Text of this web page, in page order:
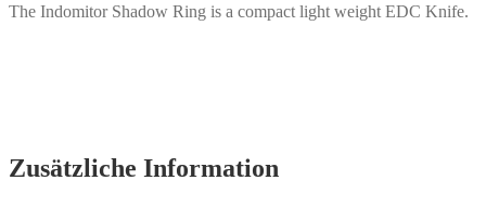
The Indomitor Shadow Ring is a compact light weight EDC Knife.
Zusätzliche Information